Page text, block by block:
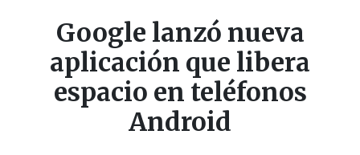
Google lanzó nueva
aplicación que libera
espacio en teléfonos
Android